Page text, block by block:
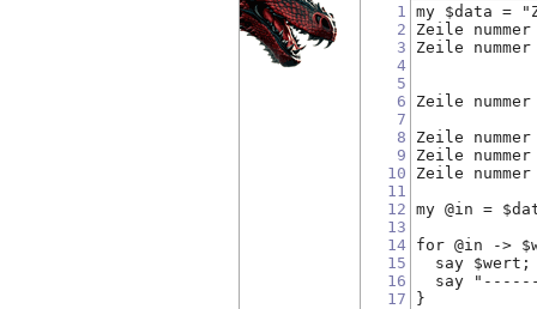
1
2
3
4
5
6
7
8
9
10
11
12
13
14
15
16
17
my $data =
Zeile
Zeile
Zeile
Zeile
Zeile
Zeile
my @in =
for @in ->
say
say
}